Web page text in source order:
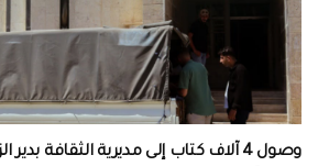
وصول 4 آلاف كتاب إلى مديرية الثقافة